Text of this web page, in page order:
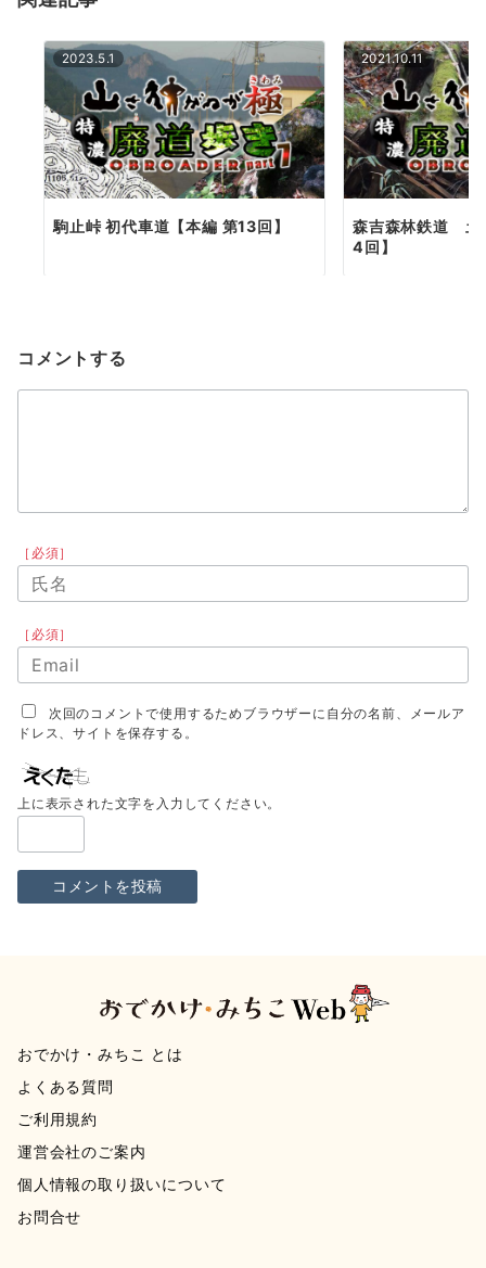
ン
2023.5.1
駒止峠 初代車道【本編 第13回】
2021.10.11
森吉森林鉄道
4回】
コメントする
［必須］
［必須］
次回のコメントで使用するためブラウザーに自分の名前、メールア
ドレス、サイトを保存する。
上に表示された文字を入力してください。
おでかけ・みちこ とは
よくある質問
ご利用規約
運営会社のご案内
個人情報の取り扱いについて
お問合せ